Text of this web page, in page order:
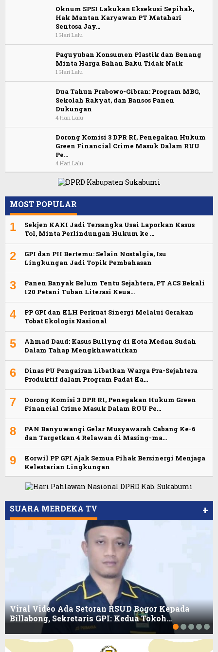
Oknum SPSI Lakukan Eksekusi Sepihak,
Hak Mantan Karyawan PT Matahari
Sentosa Jay…
1 Hari Lalu
Paguyuban Konsumen Plastik dan Benang
Minta Harga Bahan Baku Tidak Naik
1 Hari Lalu
Dua Tahun Prabowo-Gibran: Program MBG,
Sekolah Rakyat, dan Bansos Panen
Dukungan
4 Hari Lalu
Dorong Komisi 3 DPR RI, Penegakan Hukum
Green Financial Crime Masuk Dalam RUU
Pe…
4 Hari Lalu
MOST POPULAR
1
Sekjen KAKI Jadi Tersangka Usai Laporkan Kasus
Tol, Minta Perlindungan Hukum ke …
2
GPI dan PII Bertemu: Selain Nostalgia, Isu
Lingkungan Jadi Topik Pembahasan
3
Panen Banyak Belum Tentu Sejahtera, PT ACS Bekali
120 Petani Tuban Literasi Keua…
4
PP GPI dan KLH Perkuat Sinergi Melalui Gerakan
Tobat Ekologis Nasional
5
Ahmad Daud: Kasus Bullyng di Kota Medan Sudah
Dalam Tahap Mengkhawatirkan
6
Dinas PU Pengairan Libatkan Warga Pra-Sejahtera
Produktif dalam Program Padat Ka…
7
Dorong Komisi 3 DPR RI, Penegakan Hukum Green
Financial Crime Masuk Dalam RUU Pe…
8
PAN Banyuwangi Gelar Musyawarah Cabang Ke-6
dan Targetkan 4 Relawan di Masing-ma…
9
Korwil PP GPI Ajak Semua Pihak Bersinergi Menjaga
Kelestarian Lingkungan
SUARA MERDEKA TV +
Viral Video Ada Setoran RSUD Bogor Kepada
Billabong, Sekretaris GPI: Kedua Tokoh…